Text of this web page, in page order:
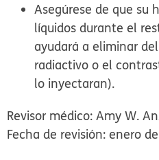
Asegúrese de que su
líquidos durante el
ayudará a eliminar
radiactivo o el
lo inyectaran).
Revisor médico: Amy W.
Fecha de revisión: enero